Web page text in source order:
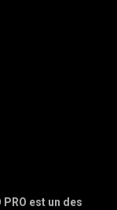
est un des